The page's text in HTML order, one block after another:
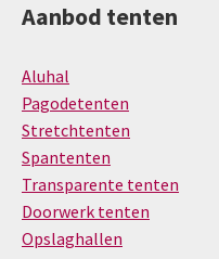
Aanbod tenten
Aluhal
Pagodetenten
Stretchtenten
Spantenten
Transparente tenten
Doorwerk tenten
Opslaghallen